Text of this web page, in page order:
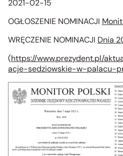
2021-02-15
OGŁOSZENIE NOMINACJI
WRĘCZENIE NOMINACJI Dnia
(https://www.prezydent.pl/
acje-sedziowskie-w-palacu-